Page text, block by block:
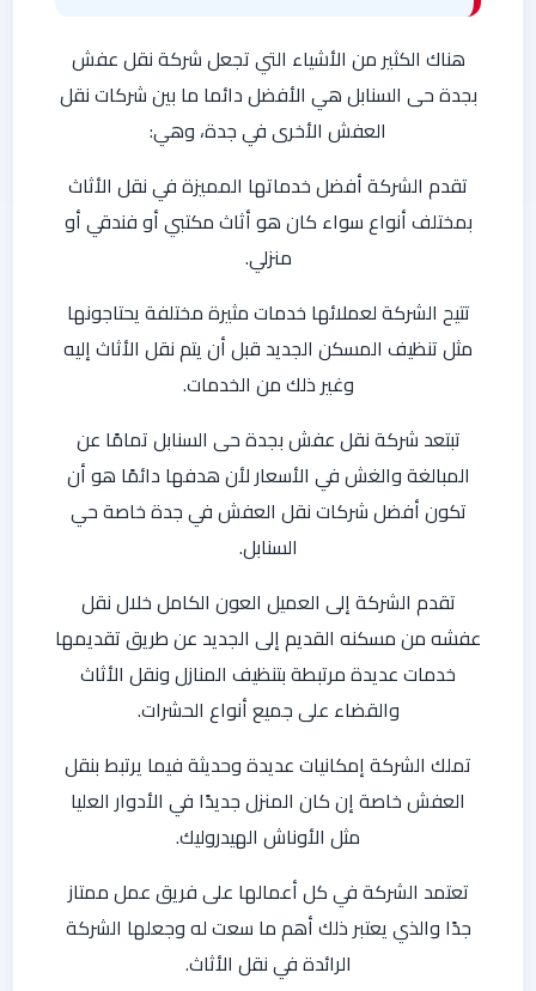
هناك الكثير من الأشياء التي تجعل شركة نقل عفش
بجدة حى السنابل هي الأفضل دائما ما بين شركات نقل
العفش الأخرى في جدة، وهي:
تقدم الشركة أفضل خدماتها المميزة في نقل الأثاث
بمختلف أنواع سواء كان هو أثاث مكتبي أو فندقي أو
منزلي.
تتيح الشركة لعملائها خدمات مثيرة مختلفة يحتاجونها
مثل تنظيف المسكن الجديد قبل أن يتم نقل الأثاث إليه
وغير ذلك من الخدمات.
تبتعد شركة نقل عفش بجدة حى السنابل تمامًا عن
المبالغة والغش في الأسعار لأن هدفها دائمًا هو أن
تكون أفضل شركات نقل العفش في جدة خاصة حي
السنابل.
تقدم الشركة إلى العميل العون الكامل خلال نقل
عفشه من مسكنه القديم إلى الجديد عن طريق تقديمها
خدمات عديدة مرتبطة بتنظيف المنازل ونقل الأثاث
والقضاء على جميع أنواع الحشرات.
تملك الشركة إمكانيات عديدة وحديثة فيما يرتبط بنقل
العفش خاصة إن كان المنزل جديدًا في الأدوار العليا
مثل الأوناش الهيدروليك.
تعتمد الشركة في كل أعمالها على فريق عمل ممتاز
جدًا والذي يعتبر ذلك أهم ما سعت له وجعلها الشركة
الرائدة في نقل الأثاث.